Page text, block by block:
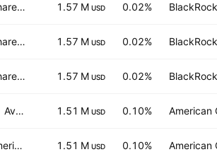
iShares Core MSCI Japan IMI UCITS ETF 1.57 M USD 0.02%
iShares Core MSCI Japan IMI UCITS ETF EUR Hedged Accum 1.57 M USD 0.02%
iShares Core MSCI Japan IMI UCITS ETF 1.57 M USD 0.02%
Avantis Global Small Cap Value UCITS ETF Accum I USD 1.51 M USD 0.10% American
American Century ICAV - Avantis Global Small Cap Value UCITS ETF AccumUSD 1.51 M USD 0.10% American